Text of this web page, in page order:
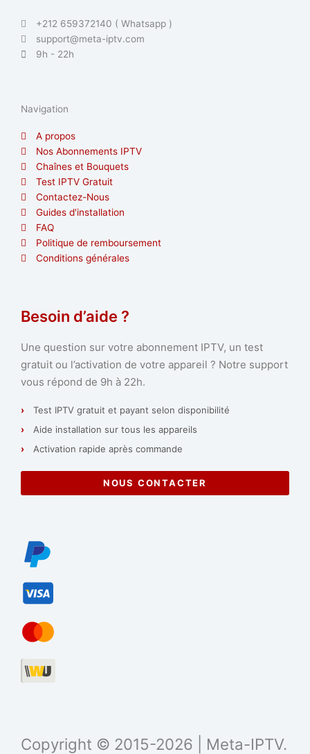
+212 659372140 ( Whatsapp )
support@meta-iptv.com
9h - 22h
Navigation
A propos
Nos Abonnements IPTV
Chaînes et Bouquets
Test IPTV Gratuit
Contactez-Nous
Guides d'installation
FAQ
Politique de remboursement
Conditions générales
Besoin d’aide ?
Une question sur votre abonnement IPTV, un test
gratuit ou l’activation de votre appareil ? Notre support
vous répond de 9h à 22h.
Test IPTV gratuit et payant selon disponibilité
Aide installation sur tous les appareils
Activation rapide après commande
NOUS CONTACTER
Copyright © 2015-2026 | Meta-IPTV.